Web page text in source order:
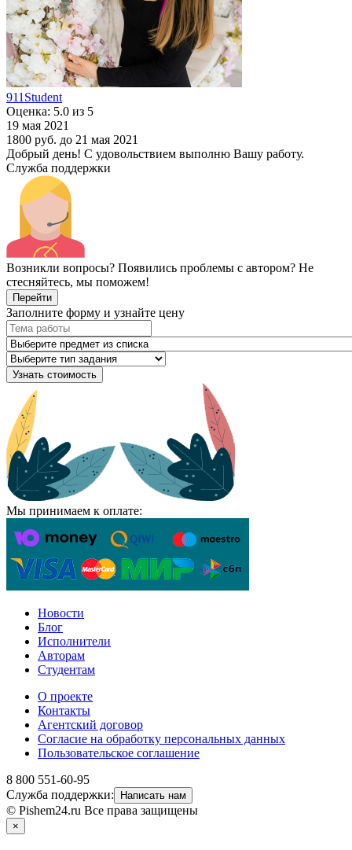
911Student
Оценка: 5.0 из 5
19 мая 2021
1800 руб. до 21 мая 2021
Добрый день! С удовольствием выполню Вашу работу.
Служба поддержки
Возникли вопросы? Появились проблемы с автором? Не
стесняйтесь, мы поможем!
Перейти
Заполните форму и узнайте цену
Узнать стоимость
Мы принимаем к оплате:
Новости
Блог
Исполнители
Авторам
Студентам
О проекте
Контакты
Агентский договор
Согласие на обработку персональных данных
Пользовательское соглашение
8 800 551-60-95
Служба поддержки:
Написать нам
© Pishem24.ru Все права защищены
×